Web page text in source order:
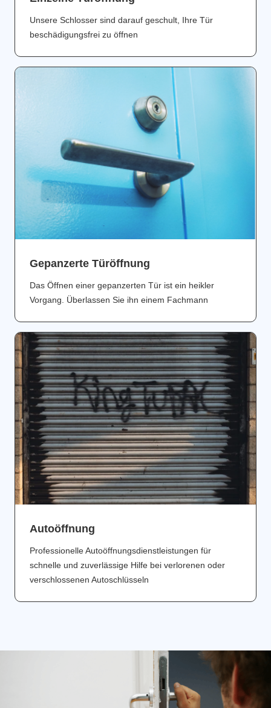
Unsere Schlosser sind darauf geschult, Ihre Tür
beschädigungsfrei zu öffnen
Gepanzerte Türöffnung
Das Öffnen einer gepanzerten Tür ist ein heikler
Vorgang. Überlassen Sie ihn einem Fachmann
Аutoöffnung
Professionelle Autoöffnungsdienstleistungen für
schnelle und zuverlässige Hilfe bei verlorenen oder
verschlossenen Autoschlüsseln